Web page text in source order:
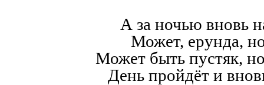
А за ночью вновь
Может, ерунда,
Может быть пустяк,
День пройдёт и